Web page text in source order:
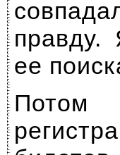
ее
Потом